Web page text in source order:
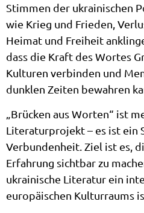
Stimmen der ukrainischen
wie Krieg und Frieden,
Heimat und Freiheit
dass die Kraft des Wortes
Kulturen verbinden und
dunklen Zeiten bewahren
„Brücken aus Worten“ ist
Literaturprojekt – es ist ein
Verbundenheit. Ziel ist es,
Erfahrung sichtbar zu
ukrainische Literatur ein
europäischen Kulturraums